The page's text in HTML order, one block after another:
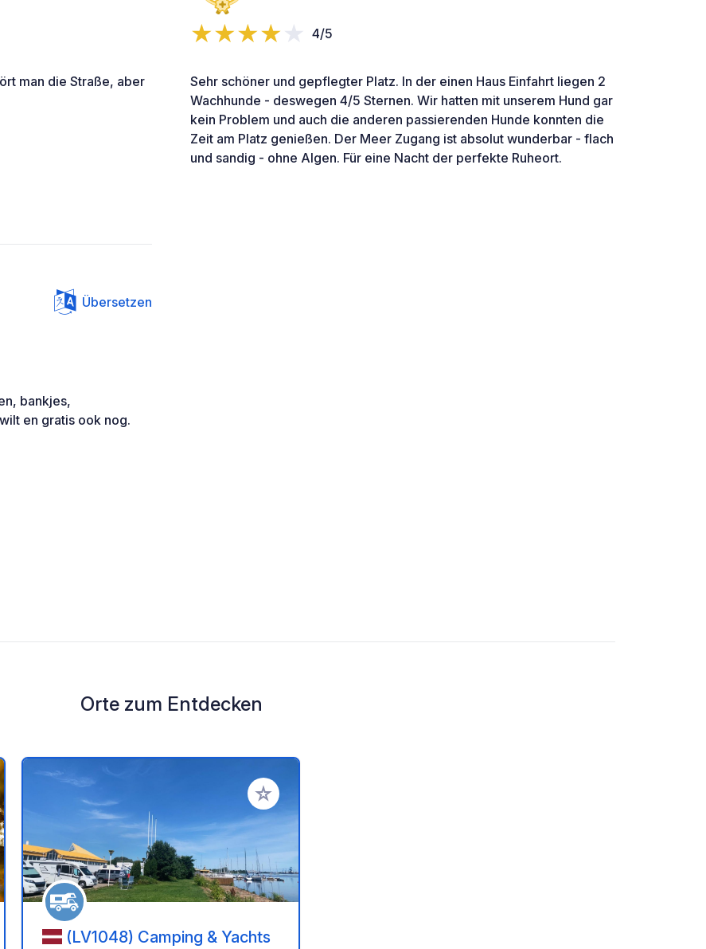
man die Straße, aber
4/5
Sehr schöner und gepflegter Platz. In der einen Haus Einfahrt liegen 2
Wachhunde - deswegen 4/5 Sternen. Wir hatten mit unserem Hund gar
kein Problem und auch die anderen passierenden Hunde konnten die
Zeit am Platz genießen. Der Meer Zugang ist absolut wunderbar - flach
und sandig - ohne Algen. Für eine Nacht der perfekte Ruheort.
Übersetzen
bankjes,
en gratis ook nog.
Orte zum Entdecken
Favoriten hinzufügen Zu Ihren Favoriten hinzufügen
(LV1048) Camping & Yachts